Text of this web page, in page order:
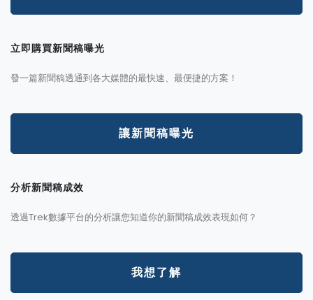
立即購買新聞稿曝光
發一篇新聞稿透通到各大媒體的最快速、最便捷的方案！
讓新聞稿曝光
分析新聞稿成效
透過Trek數據平台的分析讓您知道你的新聞稿成效表現如何？
我想了解